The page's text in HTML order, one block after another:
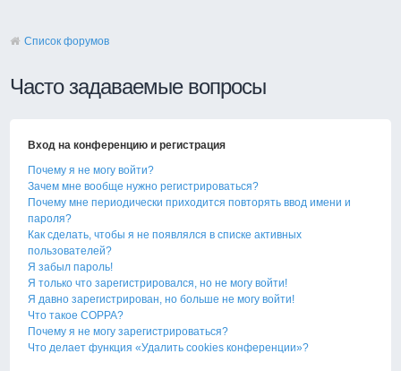
Список форумов
Часто задаваемые вопросы
Вход на конференцию и регистрация
Почему я не могу войти?
Зачем мне вообще нужно регистрироваться?
Почему мне периодически приходится повторять ввод имени и
пароля?
Как сделать, чтобы я не появлялся в списке активных
пользователей?
Я забыл пароль!
Я только что зарегистрировался, но не могу войти!
Я давно зарегистрирован, но больше не могу войти!
Что такое COPPA?
Почему я не могу зарегистрироваться?
Что делает функция «Удалить cookies конференции»?